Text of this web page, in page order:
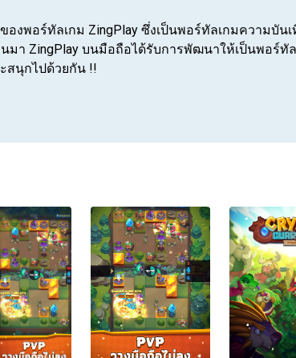
ของพอร์ทัลเกม ZingPlay ซึ่งเป็นพอร์ทัลเกมความ
นมา ZingPlay บนมือถือได้รับการพัฒนาให้เป็นพอร์
สนุกไปด้วยกัน !!